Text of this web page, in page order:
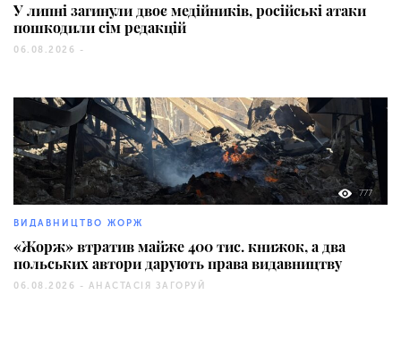
У липні загинули двоє медійників, російські атаки
пошкодили сім редакцій
06.08.2026 -
777
ВИДАВНИЦТВО ЖОРЖ
«Жорж» втратив майже 400 тис. книжок, а два
польських автори дарують права видавництву
06.08.2026 - АНАСТАСІЯ ЗАГОРУЙ